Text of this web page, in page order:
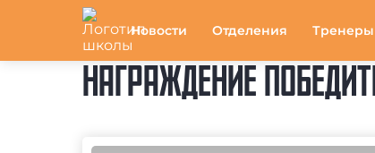
Новости Отделения Тренеры
НАГРАЖДЕНИЕ